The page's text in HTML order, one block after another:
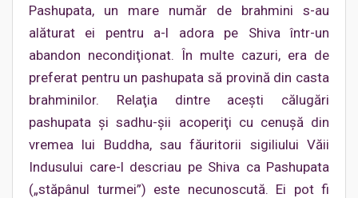
Pashupata, un mare număr de brahmini s-au
alăturat ei pentru a-l adora pe Shiva într-un
abandon necondiţionat. În multe cazuri, era de
preferat pentru un pashupata să provină din casta
brahminilor. Relaţia dintre aceşti călugări
pashupata şi sadhu-şii acoperiţi cu cenuşă din
vremea lui Buddha, sau făuritorii sigiliului Văii
Indusului care-l descriau pe Shiva ca Pashupata
(„stăpânul turmei”) este necunoscută. Ei pot fi